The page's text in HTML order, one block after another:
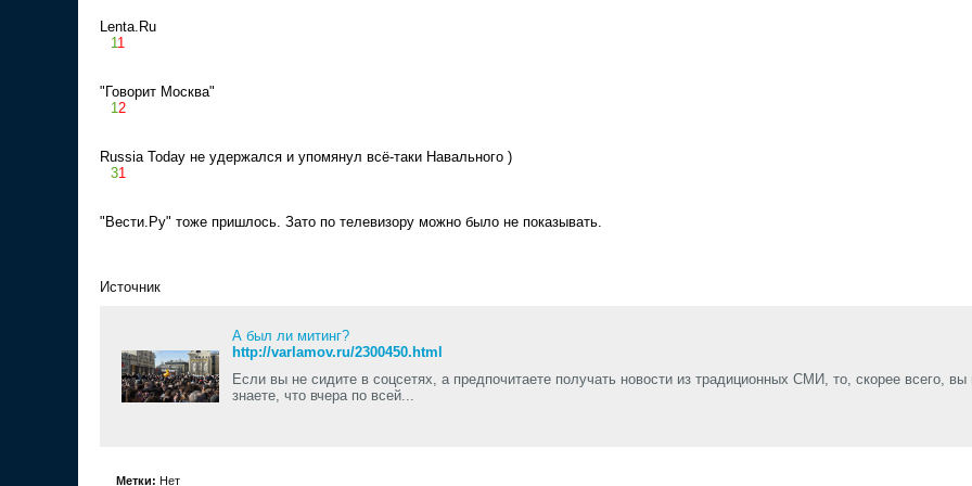
Lenta.Ru
11
"Говорит Москва"
12
Russia Today не удержался и упомянул всё-таки Навального )
31
"Вести.Ру" тоже пришлось. Зато по телевизору можно было не показывать.
Источник
А был ли митинг?
http://varlamov.ru/2300450.html
Если вы не сидите в соцсетях, а предпочитаете получать новости из традиционных СМИ, то, скорее всего, вы
знаете, что вчера по всей...
Метки: Нет